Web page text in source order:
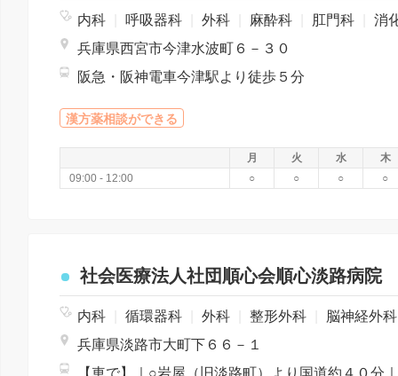
内科 呼吸器科 外科 麻酔科 肛門科
消化器
兵庫県西宮市今津水波町６－３０
阪急・阪神電車今津駅より徒歩５分
漢方薬相談ができる
月 火 水
木
09:00 - 12:00
○ ○ ○ ○
社会医療法人社団順心会順心淡路病院
内科 循環器科 外科 整形外科
脳神経外
兵庫県淡路市大町下６６－１